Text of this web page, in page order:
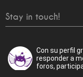
Stay in touch!
Con su perfil
responder a
foros,